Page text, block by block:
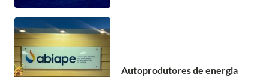
Autoprodutores de energia